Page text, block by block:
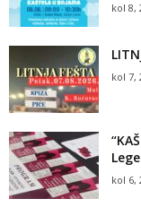
kol 8,
kol 7,
kol 6,